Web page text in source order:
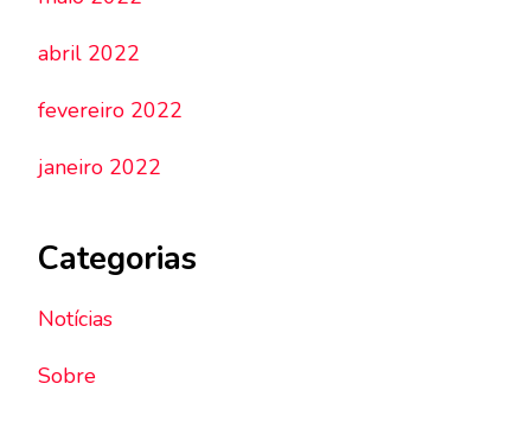
abril 2022
fevereiro 2022
janeiro 2022
Categorias
Notícias
Sobre